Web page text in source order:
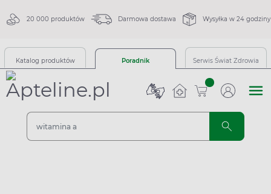
20 000 produktów Darmowa dostawa Wysyłka w 24 godziny
Katalog produktów Poradnik Serwis Świat Zdrowia
sztuk